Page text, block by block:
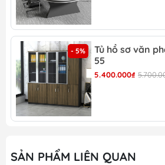
Tủ văn phòng gầm bàn hộc tủ
Tủ văn phòng gầm bàn hộc tủ
màu trắng hiện
- 5%
Tủ hồ sơ văn
55
5.400.000₫
SẢN PHẨM LIÊN QUAN